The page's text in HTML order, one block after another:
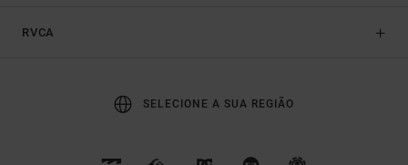
RVCA
SELECIONE A SUA REGIÃO